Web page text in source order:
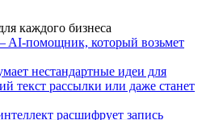
каждого бизнеса
помощник, который возьмет
нестандартные идеи для
текст рассылки или даже станет
расшифрует запись